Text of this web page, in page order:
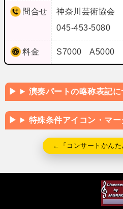
問合せ
神奈川芸術協会
045-453-5080
料金 S7000 A5000
演奏パートの略称表記に
特殊条件アイコン・マー
←「コンサートかんた